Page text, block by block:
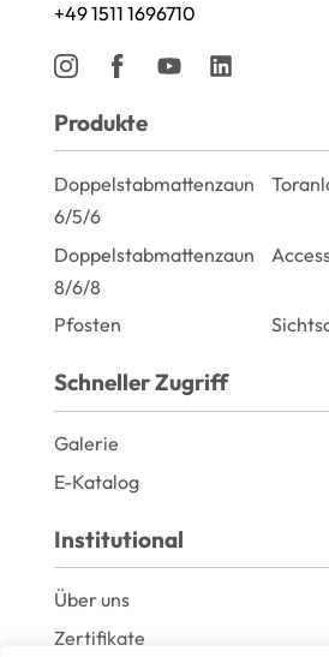
+49 1511 1696710
Produkte
Doppelstabmattenzaun
6/5/6
Doppelstabmattenzaun
8/6/8
Pfosten
Schneller Zugriff
Galerie
E-Katalog
Institutional
Über uns
Zertifikate